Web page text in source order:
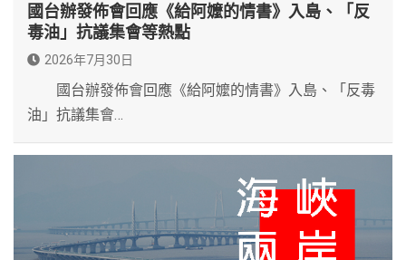
國台辦發佈會回應《給阿嬤的情書》入島、「反
毒油」抗議集會等熱點
2026年7月30日
國台辦發佈會回應《給阿嬤的情書》入島、「反毒
油」抗議集會…